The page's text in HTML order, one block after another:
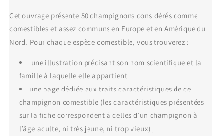
Cet ouvrage présente 50 champignons considérés comme
comestibles et assez communs en Europe et en Amérique du
Nord. Pour chaque espèce comestible, vous trouverez :
une illustration précisant son nom scientifique et la
famille à laquelle elle appartient
une page dédiée aux traits caractéristiques de ce
champignon comestible (les caractéristiques présentées
sur la fiche correspondent à celles d’un champignon à
l’âge adulte, ni très jeune, ni trop vieux) ;